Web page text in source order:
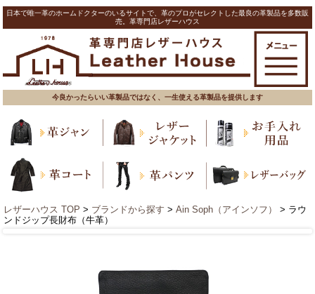
日本で唯一革のホームドクターのいるサイトで、革のプロがセレクトした最良の革製品を多数販
売。革専門店レザーハウス
今良かったらいい革製品ではなく、一生使える革製品を提供します
レザーハウス TOP > ブランドから探す > Ain Soph（アインソフ）
> ラウ
ンドジップ長財布（牛革）